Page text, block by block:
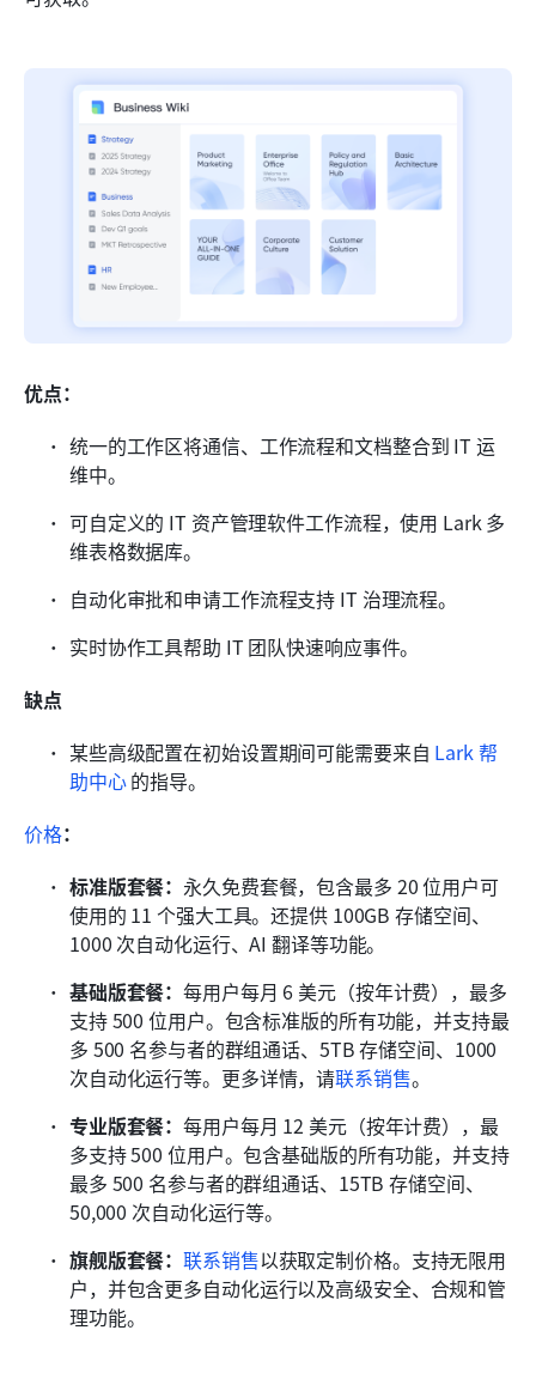
优点：
统一的工作区将通信、工作流程和文档整合到 IT 运
维中。
可自定义的 IT 资产管理软件工作流程，使用 Lark 多
维表格数据库。
自动化审批和申请工作流程支持 IT 治理流程。
实时协作工具帮助 IT 团队快速响应事件。
缺点
某些高级配置在初始设置期间可能需要来自 Lark 帮
助中心 的指导。
价格：
标准版套餐： 永久免费套餐，包含最多 20 位用户可
使用的 11 个强大工具。还提供 100GB 存储空间、
1000 次自动化运行、AI 翻译等功能。
基础版套餐：每用户每月 6 美元（按年计费），最多
支持 500 位用户。包含标准版的所有功能，并支持最
多 500 名参与者的群组通话、5TB 存储空间、1000
次自动化运行等。更多详情，请联系销售。
专业版套餐：每用户每月 12 美元（按年计费），最
多支持 500 位用户。包含基础版的所有功能，并支持
最多 500 名参与者的群组通话、15TB 存储空间、
50,000 次自动化运行等。
旗舰版套餐：联系销售以获取定制价格。支持无限用
户，并包含更多自动化运行以及高级安全、合规和管
理功能。